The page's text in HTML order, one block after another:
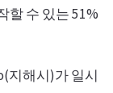
할 수 있는 51%
지해시)가 일시